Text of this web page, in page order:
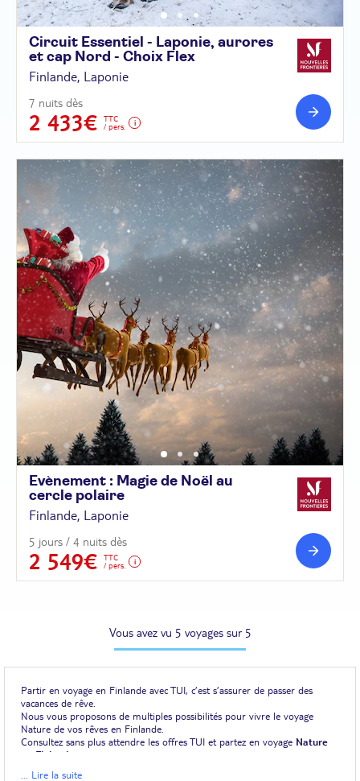
Circuit Essentiel - Laponie, aurores
et cap Nord - Choix Flex
Finlande, Laponie
7 nuits dès
2 433€
TTC
/ pers.
Evènement : Magie de Noël au
cercle polaire
Finlande, Laponie
5 jours / 4 nuits dès
2 549€
TTC
/ pers.
Vous avez vu 5 voyages sur 5
Partir en voyage en Finlande avec TUI, c’est s’assurer de passer des
vacances de rêve.
Nous vous proposons de multiples possibilités pour vivre le voyage
Nature de vos rêves en Finlande.
Consultez sans plus attendre les offres TUI et partez en voyage Nature
en Finlande
... Lire la suite